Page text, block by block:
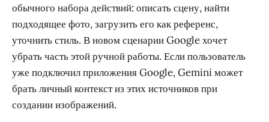
обычного набора действий: описать сцену, найти
подходящее фото, загрузить его как референс,
уточнить стиль. В новом сценарии Google хочет
убрать часть этой ручной работы. Если пользователь
уже подключил приложения Google, Gemini может
брать личный контекст из этих источников при
создании изображений.